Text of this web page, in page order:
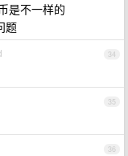
是不一样的
题
34
35
36